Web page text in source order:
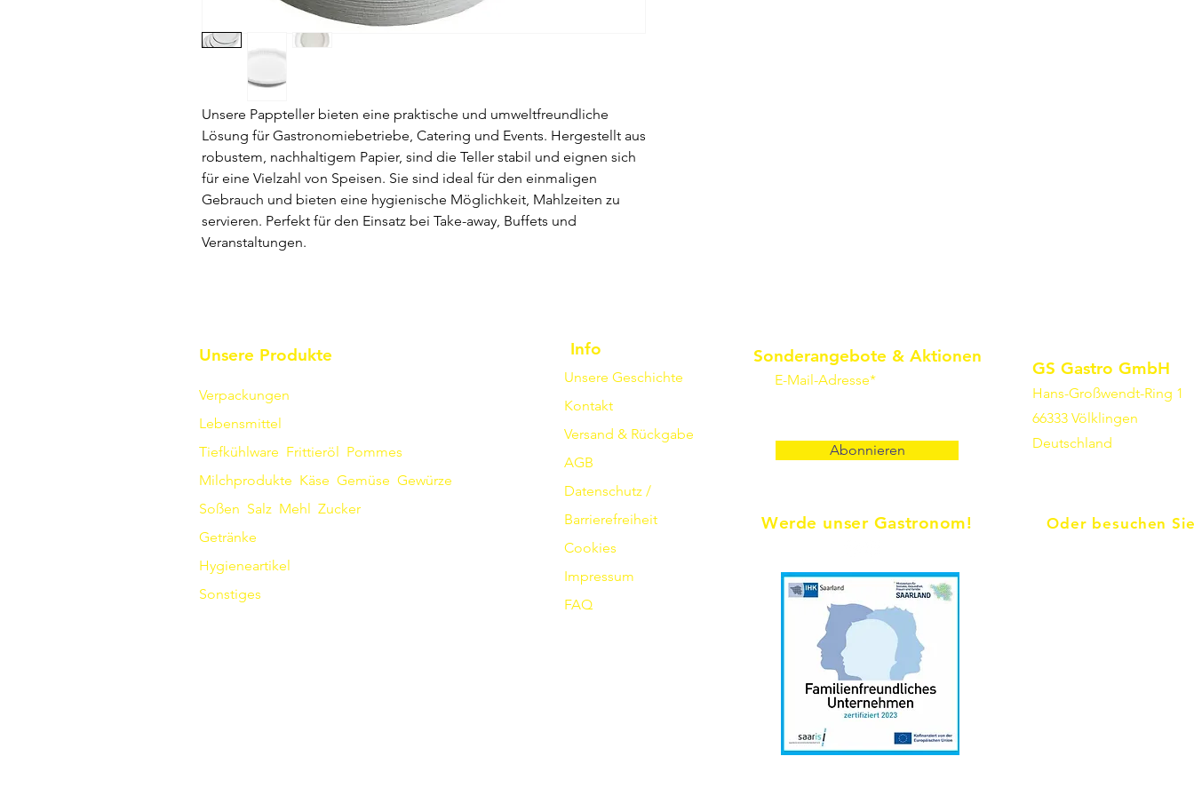
Unsere Pappteller bieten eine praktische und umweltfreundliche
Lösung für Gastronomiebetriebe, Catering und Events. Hergestellt aus
robustem, nachhaltigem Papier, sind die Teller stabil und eignen sich
für eine Vielzahl von Speisen. Sie sind ideal für den einmaligen
Gebrauch und bieten eine hygienische Möglichkeit, Mahlzeiten zu
servieren. Perfekt für den Einsatz bei Take-away, Buffets und
Veranstaltungen.
Unsere Produkte
Verpackungen
Lebensmittel
Tiefkühlware Frittieröl Pommes
Milchprodukte Käse Gemüse Gewürze
Soßen Salz Mehl Zucker
Getränke
Hygieneartikel
Sonstiges
Info
Unsere Geschichte
Kontakt
Versand & Rückgabe
AGB
Datenschutz /
Barrierefreiheit
Cookies
Impressum
FAQ
Sonderangebote & Aktionen
E-Mail-Adresse*
Abonnieren
Werde unser Gastronom!
GS Gastro GmbH
Hans-Großwendt-Ring 1
66333 Völklingen
Deutschland
Oder besuchen